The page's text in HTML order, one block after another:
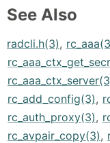
See Also
radcli.h(3),
rc_add_config(3),
rc_auth_proxy(3),
rc_avpair_copy(3),